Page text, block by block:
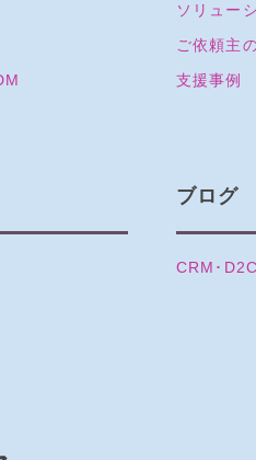
ソリュー
ご依頼主
支援事例
ブログ
CRM･